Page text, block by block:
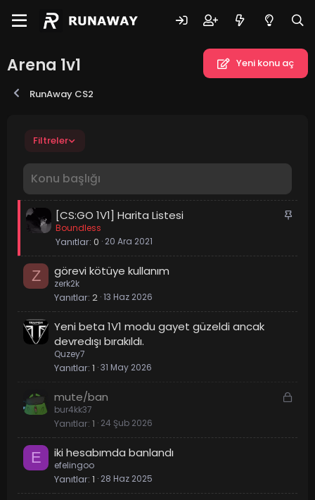
Arena 1v1 Yeni konu aç
RunAway CS2
Filtreler
S
i
[CS:GO 1V1] Harita Listesi
Boundless
Yanıtlar 0 20 Ara 2021
Z görevi kötüye kullanım
zerk2k
Yanıtlar 2 13 Haz 2026
Yeni beta 1V1 modu gayet güzeldi ancak
devredışı bırakıldı.
Quzey7
Yanıtlar 1 31 May 2026
K
i
mute/ban
bur4kk37
Yanıtlar 1 24 Şub 2026
E iki hesabımda banlandı
efelingoo
Yanıtlar 1 28 Haz 2025